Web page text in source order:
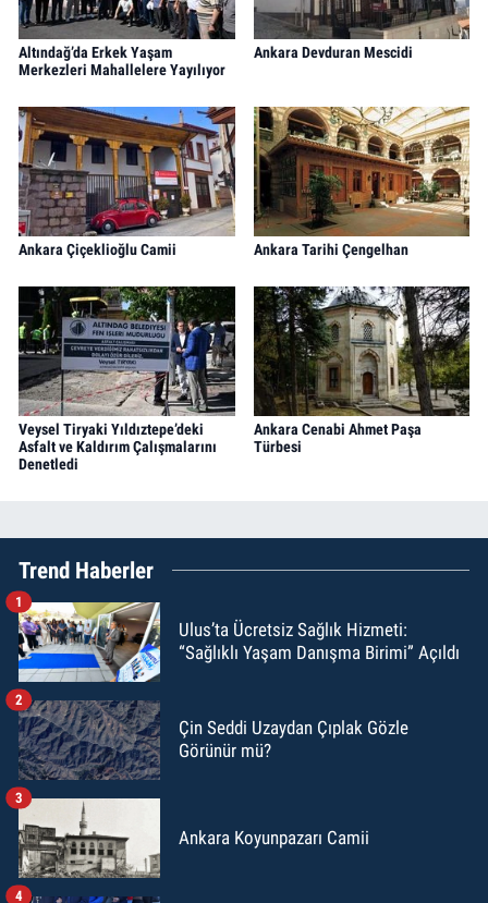
Altındağ’da Erkek Yaşam
Merkezleri Mahallelere Yayılıyor
Ankara Devduran Mescidi
Ankara Çiçeklioğlu Camii Ankara Tarihi Çengelhan
Veysel Tiryaki Yıldıztepe’deki
Asfalt ve Kaldırım Çalışmalarını
Denetledi
Ankara Cenabi Ahmet Paşa
Türbesi
Trend Haberler
Ulus’ta Ücretsiz Sağlık Hizmeti:
“Sağlıklı Yaşam Danışma Birimi” Açıldı
1
Çin Seddi Uzaydan Çıplak Gözle
Görünür mü?
2
Ankara Koyunpazarı Camii
3
4